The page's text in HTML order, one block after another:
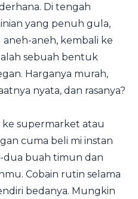
Di tengah
yang penuh gula,
aneh, kembali ke
sebuah bentuk
Harganya murah,
nyata, dan rasanya?
ke supermarket atau
cuma beli mi instan
dua buah timun dan
Cobain rutin selama
bedanya. Mungkin